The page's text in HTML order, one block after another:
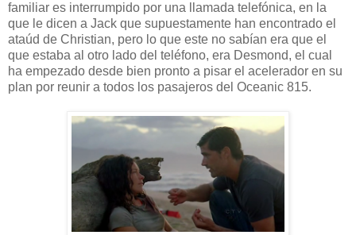
familiar es interrumpido por una llamada telefónica, en la
que le dicen a Jack que supuestamente han encontrado el
ataúd de Christian, pero lo que este no sabían era que el
que estaba al otro lado del teléfono, era Desmond, el cual
ha empezado desde bien pronto a pisar el acelerador en su
plan por reunir a todos los pasajeros del Oceanic 815.